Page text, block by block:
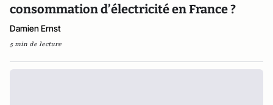
consommation d’électricité en France ?
Damien Ernst
5 min de lecture